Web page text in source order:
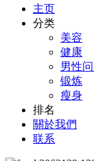
主页
分类
美容
健康
男性
锻炼
瘦身
排名
關於我們
联系